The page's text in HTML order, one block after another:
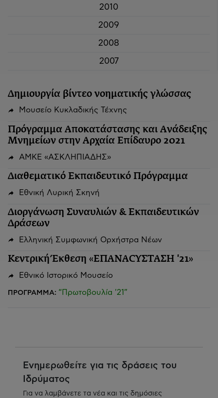
2010
2009
2008
2007
Δημιουργία βίντεο νοηματικής γλώσσας
Μουσείο Κυκλαδικής Τέχνης
Πρόγραμμα Αποκατάστασης και Ανάδειξης
Μνημείων στην Αρχαία Επίδαυρο 2021
ΑΜΚΕ «ΑΣΚΛΗΠΙΑΔΗΣ»
Διαθεματικό Εκπαιδευτικό Πρόγραμμα
Εθνική Λυρική Σκηνή
Διοργάνωση Συναυλιών & Εκπαιδευτικών
Δράσεων
Ελληνική Συμφωνική Ορχήστρα Νέων
Κεντρική Έκθεση «ΕΠΑΝΑCΥΣΤΑΣΗ '21»
Εθνικό Ιστορικό Μουσείο
ΠΡΟΓΡΑΜΜΑ: “Πρωτοβουλία '21”
Ενημερωθείτε για τις δράσεις του
Ιδρύματος
Για να λαμβάνετε τα νέα και τις δημόσιες